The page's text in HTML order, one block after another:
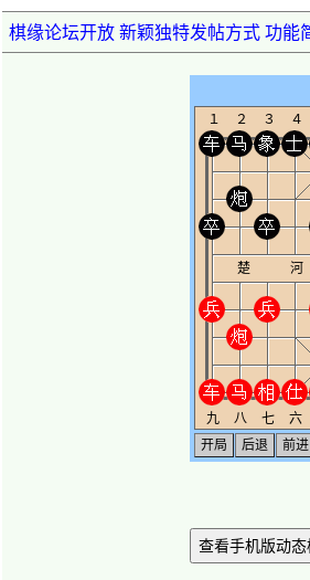
棋缘论坛开放 新颖独特发帖方式 功
查看手机版动态